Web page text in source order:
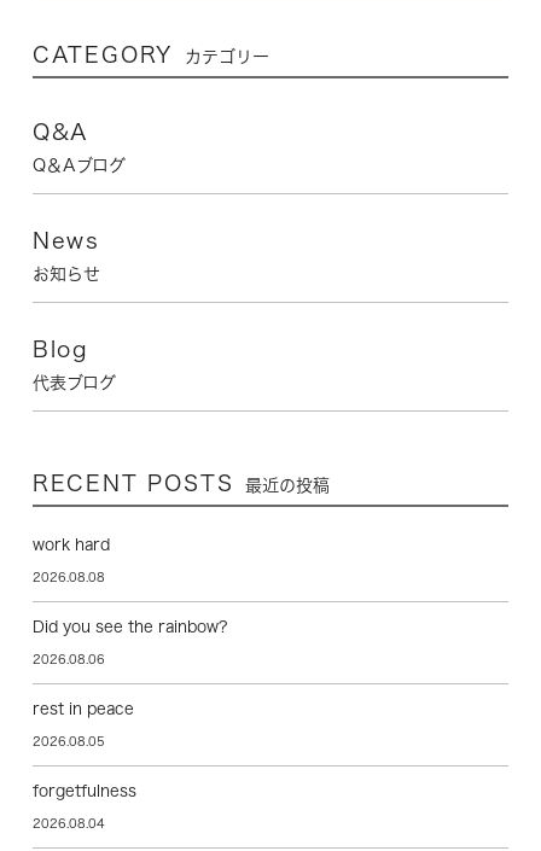
CATEGORY カテゴリー
Q&A
Q＆Aブログ
News
お知らせ
Blog
代表ブログ
RECENT POSTS 最近の投稿
work hard
2026.08.08
Did you see the rainbow?
2026.08.06
rest in peace
2026.08.05
forgetfulness
2026.08.04